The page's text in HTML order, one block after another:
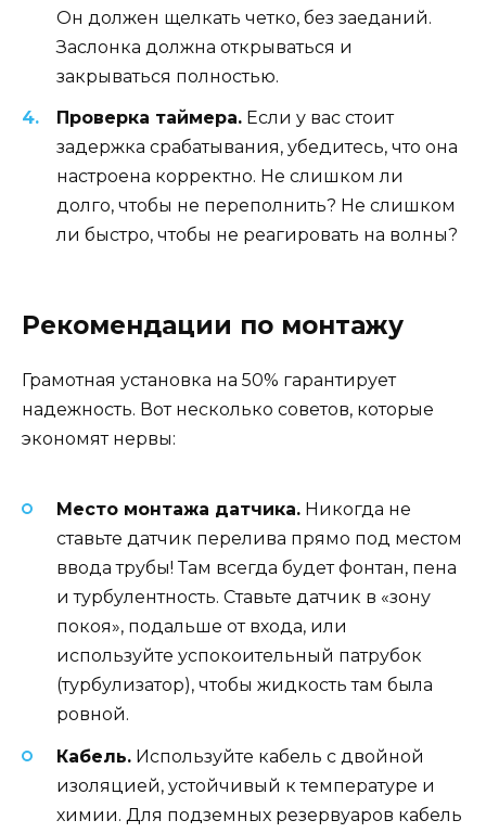
Он должен щелкать четко, без заеданий.
Заслонка должна открываться и
закрываться полностью.
Проверка таймера. Если у вас стоит
задержка срабатывания, убедитесь, что она
настроена корректно. Не слишком ли
долго, чтобы не переполнить? Не слишком
ли быстро, чтобы не реагировать на волны?
Рекомендации по монтажу
Грамотная установка на 50% гарантирует
надежность. Вот несколько советов, которые
экономят нервы:
Место монтажа датчика. Никогда не
ставьте датчик перелива прямо под местом
ввода трубы! Там всегда будет фонтан, пена
и турбулентность. Ставьте датчик в «зону
покоя», подальше от входа, или
используйте успокоительный патрубок
(турбулизатор), чтобы жидкость там была
ровной.
Кабель. Используйте кабель с двойной
изоляцией, устойчивый к температуре и
химии. Для подземных резервуаров кабель